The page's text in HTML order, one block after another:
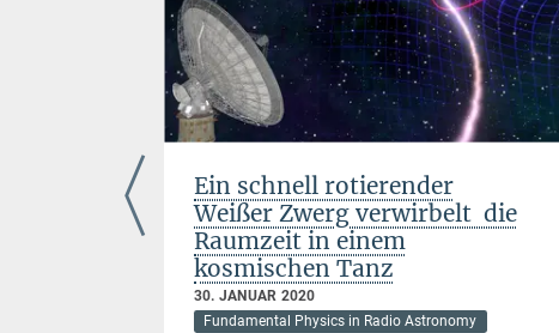
Ein schnell rotierender
Weißer Zwerg verwirbelt die
Raumzeit in einem
kosmischen Tanz
30. JANUAR 2020
Fundamental Physics in Radio Astronomy